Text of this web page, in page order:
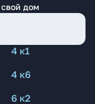
дом
4 к1
4 к6
6 к2